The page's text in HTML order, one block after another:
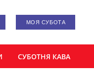
МОЯ СУБОТА
СУБОТНЯ КАВА